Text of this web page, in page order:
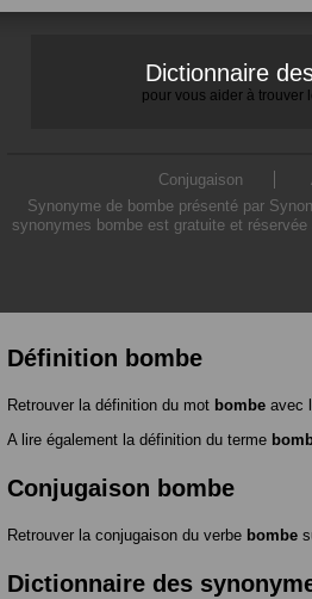
Dictionnaire
pour vous aider à trouver
Conjugaison
Synonyme de bombe présenté par
synonymes bombe est gratuite et
Définition bombe
Retrouver la définition du mot bombe avec
A lire également la définition du terme
Conjugaison bombe
Retrouver la conjugaison du verbe bombe
Dictionnaire des